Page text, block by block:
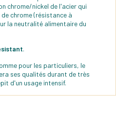
chrome/nickel de l'acier qui
chrome (résistance à
la neutralité alimentaire du
.
pour les particuliers, le
ses qualités durant de très
d'un usage intensif.